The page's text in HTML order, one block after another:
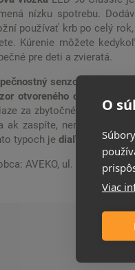
O
Viac
nízku spotrebu.
používať krb po celý
Kúrenie môžete
pre deti a zvieratá.
senzor kúrenia
otvoreného okna
za zbytočné kúrenie.
ak zaspíte, nemusíte sa
typoch jediaľkové
AVEKO, ul. Dębowa 2